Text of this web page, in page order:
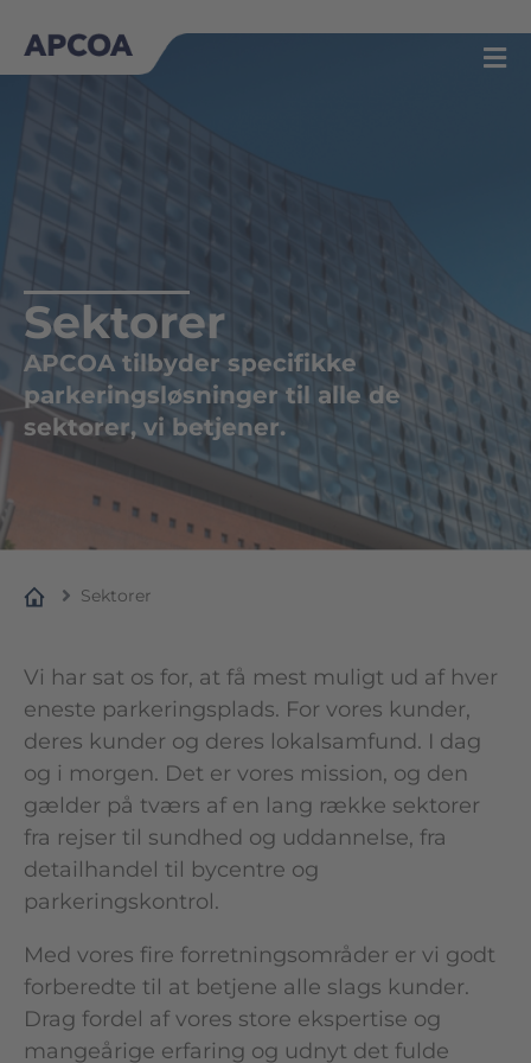
indholdet
Sektorer
APCOA tilbyder specifikke
parkeringsløsninger til alle de
sektorer, vi betjener.
Sektorer
Vi har sat os for, at få mest muligt ud af hver
eneste parkeringsplads. For vores kunder,
deres kunder og deres lokalsamfund. I dag
og i morgen. Det er vores mission, og den
gælder på tværs af en lang række sektorer
fra rejser til sundhed og uddannelse, fra
detailhandel til bycentre og
parkeringskontrol.
Med vores fire forretningsområder er vi godt
forberedte til at betjene alle slags kunder.
Drag fordel af vores store ekspertise og
mangeårige erfaring og udnyt det fulde